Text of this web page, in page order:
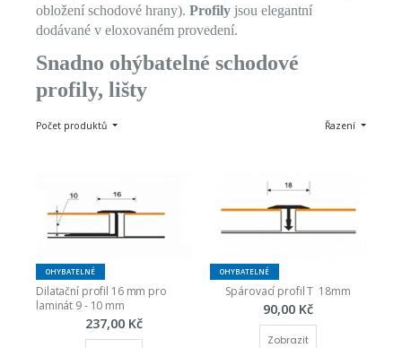
obložení schodové hrany). Profily jsou elegantní
dodávané v eloxovaném provedení.
Snadno ohýbatelné schodové
profily, lišty
Počet produktů Řazení
OHYBATELNÉ
Dilatační profil 16 mm pro
laminát 9 - 10 mm
237,00 Kč
OHYBATELNÉ
Spárovací profil T  18mm
90,00 Kč
Zobrazit